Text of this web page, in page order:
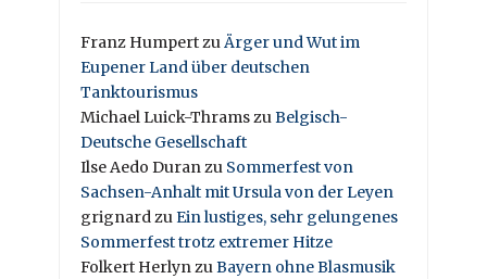
Franz HumpertzuÄrger und Wut im
Eupener Land über deutschen
Tanktourismus
Michael Luick-ThramszuBelgisch-
Deutsche Gesellschaft
Ilse Aedo Duranzu Sommerfest von
Sachsen-Anhalt mit Ursula von der Leyen
grignardzuEin lustiges, sehr gelungenes
Sommerfest trotz extremer Hitze
Folkert HerlynzuBayern ohne Blasmusik